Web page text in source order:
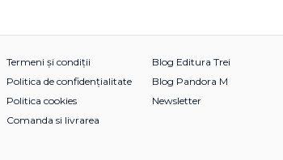
Termeni și condiții
Politica de confidențialitate
Politica cookies
Comanda si livrarea
Blog Editura Trei
Blog Pandora M
Newsletter